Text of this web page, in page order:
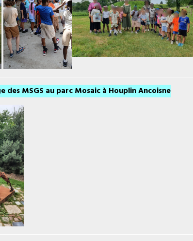
des MSGS au parc Mosaic à Houplin Ancoisne